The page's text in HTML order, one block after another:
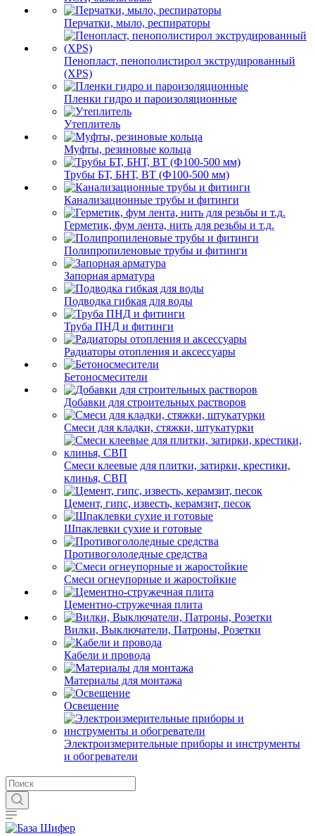
Перчатки, мыло, респираторы
Пенопласт, пенополистирол экструдированный
(XPS)
Пленки гидро и пароизоляционные
Утеплитель
Муфты, резиновые кольца
Трубы БТ, БНТ, ВТ (Ф100-500 мм)
Канализационные трубы и фитинги
Герметик, фум лента, нить для резьбы и т.д.
Полипропиленовые трубы и фитинги
Запорная арматура
Подводка гибкая для воды
Труба ПНД и фитинги
Радиаторы отопления и аксессуары
Бетоносмесители
Добавки для строительных растворов
Смеси для кладки, стяжки, штукатурки
Смеси клеевые для плитки, затирки, крестики,
клинья, СВП
Цемент, гипс, известь, керамзит, песок
Шпаклевки сухие и готовые
Противогололедные средства
Смеси огнеупорные и жаростойкие
Цементно-стружечная плита
Вилки, Выключатели, Патроны, Розетки
Кабели и провода
Материалы для монтажа
Освещение
Электроизмерительные приборы и инструменты
и обогреватели